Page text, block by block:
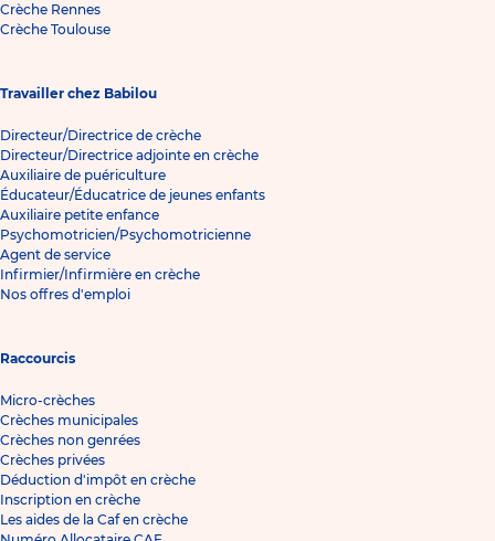
Crèche Rennes
Crèche Toulouse
Travailler chez Babilou
Directeur/Directrice de crèche
Directeur/Directrice adjointe en crèche
Auxiliaire de puériculture
Éducateur/Éducatrice de jeunes enfants
Auxiliaire petite enfance
Psychomotricien/Psychomotricienne
Agent de service
Infirmier/Infirmière en crèche
Nos offres d'emploi
Raccourcis
Micro-crèches
Crèches municipales
Crèches non genrées
Crèches privées
Déduction d'impôt en crèche
Inscription en crèche
Les aides de la Caf en crèche